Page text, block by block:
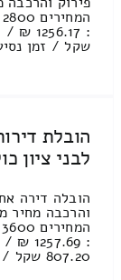
שקל / זמן נסיעה
הובלת
לבני ציון
הובלה דירה
807.20 שקל / זמן נסיעה בין ערים 1 שעות [...]